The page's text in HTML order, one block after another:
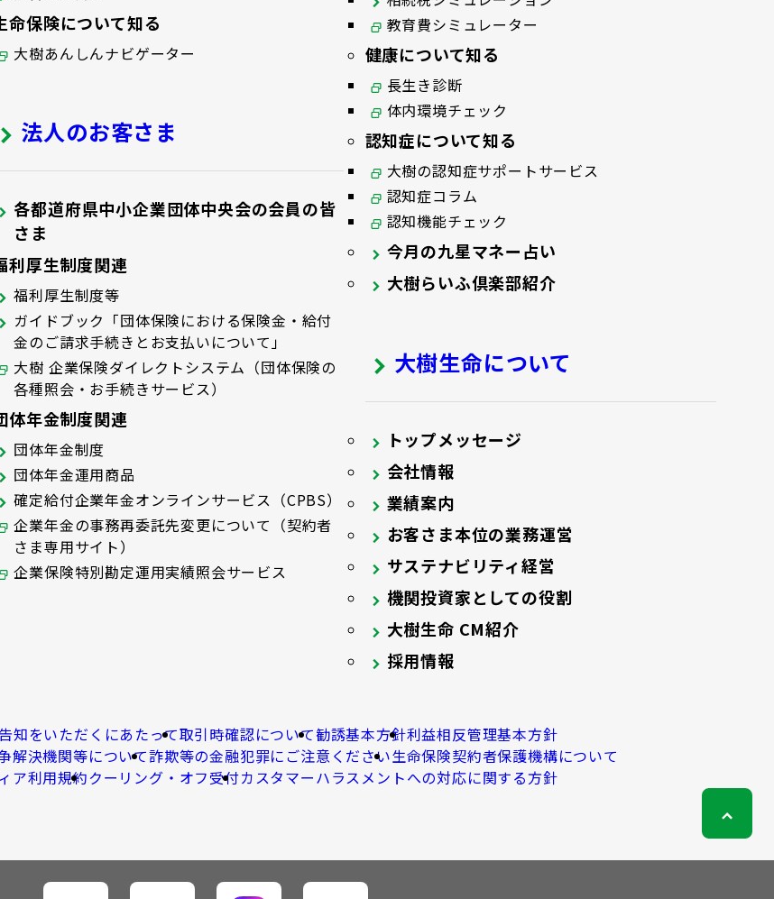
命保険について知る
大樹あんしんナビゲーター
法人のお客さま
各都道府県中小企業団体中央会の会員の皆
さま
利厚生制度関連
福利厚生制度等
ガイドブック「団体保険における保険金・給付
金のご請求手続きとお支払いについて」
大樹 企業保険ダイレクトシステム（団体保険の
各種照会・お手続きサービス）
体年金制度関連
団体年金制度
団体年金運用商品
確定給付企業年金オンラインサービス（CPBS）
企業年金の事務再委託先変更について（契約者
さま専用サイト）
企業保険特別勘定運用実績照会サービス
教育費シミュレーター
健康について知る
長生き診断
体内環境チェック
認知症について知る
大樹の認知症サポートサービス
認知症コラム
認知機能チェック
今月の九星マネー占い
大樹らいふ倶楽部紹介
大樹生命について
トップメッセージ
会社情報
業績案内
お客さま本位の業務運営
サステナビリティ経営
機関投資家としての役割
大樹生命 CM紹介
採用情報
知をいただくにあたって取引時確認について勧誘基本方針利益相反管理基本方針
解決機関等について詐欺等の金融犯罪にご注意ください生命保険契約者保護機構について
ア利用規約クーリング・オフ受付カスタマーハラスメントへの対応に関する方針